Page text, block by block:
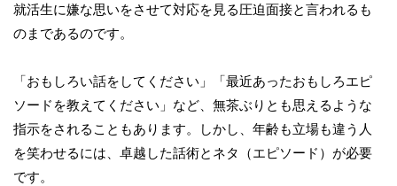
就活生に嫌な思いをさせて対応を見る圧迫面接と言われるも
のまであるのです。
「おもしろい話をしてください」「最近あったおもしろエピ
ソードを教えてください」など、無茶ぶりとも思えるような
指示をされることもあります。しかし、年齢も立場も違う人
を笑わせるには、卓越した話術とネタ（エピソード）が必要
です。